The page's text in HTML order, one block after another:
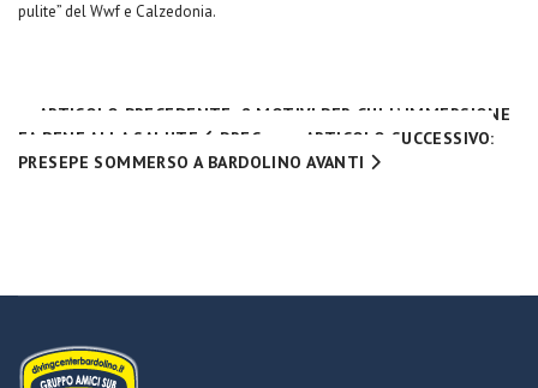
pulite” del Wwf e Calzedonia.
ARTICOLO PRECEDENTE: 8 MOTIVI PER CUI L’ IMMERSIONE
FA BENE ALLA SALUTE
PREC
ARTICOLO SUCCESSIVO:
PRESEPE SOMMERSO A BARDOLINOAVANTI